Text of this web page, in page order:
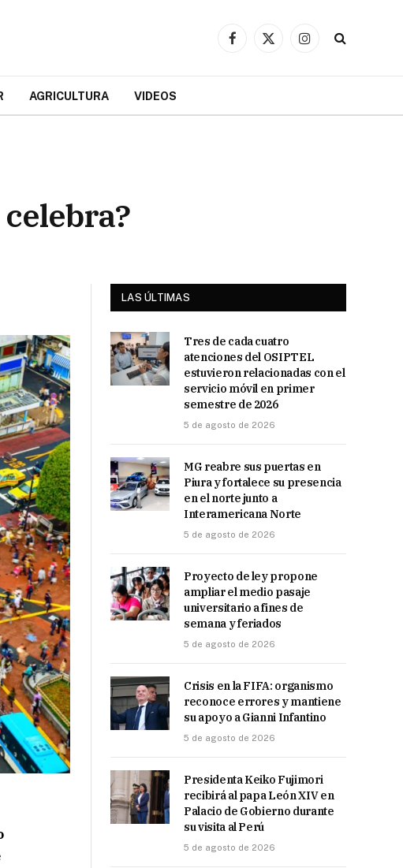
Facebook
X
Instagram
AGRICULTURA VIDEOS
LAS ÚLTIMAS
Tres de cada cuatro
atenciones del OSIPTEL
estuvieron relacionadas con el
servicio móvil en primer
semestre de 2026
5 de agosto de 2026
MG reabre sus puertas en
Piura y fortalece su presencia
en el norte junto a
Interamericana Norte
5 de agosto de 2026
Proyecto de ley propone
ampliar el medio pasaje
universitario a fines de
semana y feriados
5 de agosto de 2026
Crisis en la FIFA: organismo
reconoce errores y mantiene
su apoyo a Gianni Infantino
5 de agosto de 2026
Presidenta Keiko Fujimori
recibirá al papa León XIV en
Palacio de Gobierno durante
su visita al Perú
5 de agosto de 2026